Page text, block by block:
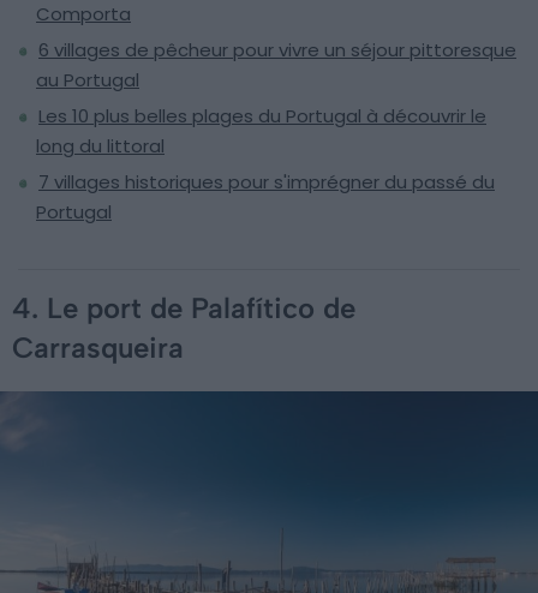
Comporta
6 villages de pêcheur pour vivre un séjour pittoresque
au Portugal
Les 10 plus belles plages du Portugal à découvrir le
long du littoral
7 villages historiques pour s'imprégner du passé du
Portugal
4. Le port de Palafítico de
Carrasqueira